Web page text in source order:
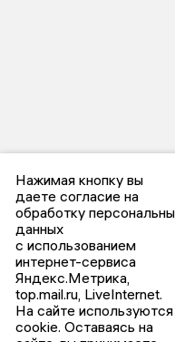
Нажимая кнопку вы
даете согласие на
обработку
данных
с использованием
интернет-сервиса
Яндекс.Метрика,
top.mail.ru, LiveInternet.
На сайте используются
cookie. Оставаясь на